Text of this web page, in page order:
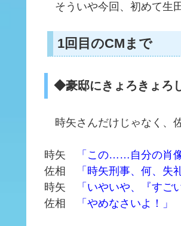
そういや今回、初めて生
1回目のCMまで
◆豪邸にきょろきょろ
時矢さんだけじゃなく、
時矢
「この……自分の肖
佐相
「時矢刑事、何、
時矢
「いやいや、『すご
佐相
「やめなさいよ！」